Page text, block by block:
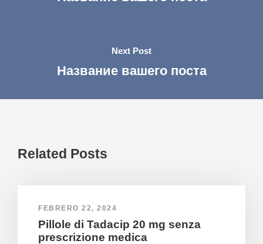
Next Post
Название вашего поста
Related Posts
FEBRERO 22, 2024
Pillole di Tadacip 20 mg senza
prescrizione medica